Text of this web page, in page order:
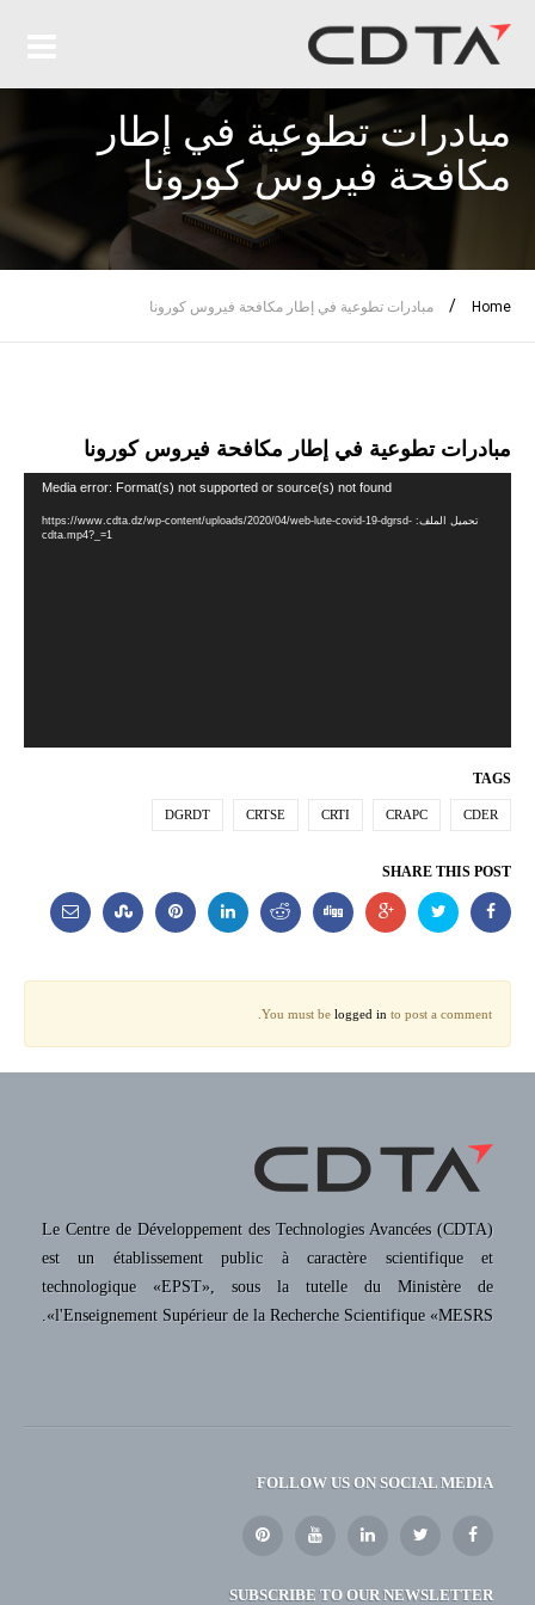
مبادرات تطوعية في إطار
مكافحة فيروس كورونا
Home
/ مبادرات تطوعية في إطار مكافحة فيروس كورونا
مبادرات تطوعية في إطار مكافحة فيروس كورونا
Media error: Format(s) not supported or source(s) not found
تحميل الملف: https://www.cdta.dz/wp-content/uploads/2020/04/web-lute-covid-19-dgrsd-
cdta.mp4?_=1
TAGS
CDER
CRAPC
CRTI
CRTSE
DGRDT
SHARE THIS POST
You must be logged in to post a comment.
Le Centre de Développement des Technologies Avancées (CDTA)
est un établissement public à caractère scientifique et
technologique «EPST», sous la tutelle du Ministère de
l'Enseignement Supérieur de la Recherche Scientifique «MESRS».
FOLLOW US ON SOCIAL MEDIA
SUBSCRIBE TO OUR NEWSLETTER